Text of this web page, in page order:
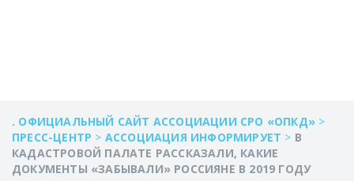
. ОФИЦИАЛЬНЫЙ САЙТ АССОЦИАЦИИ СРО «ОПКД» >
ПРЕСС-ЦЕНТР > АССОЦИАЦИЯ ИНФОРМИРУЕТ > В
КАДАСТРОВОЙ ПАЛАТЕ РАССКАЗАЛИ, КАКИЕ
ДОКУМЕНТЫ «ЗАБЫВАЛИ» РОССИЯНЕ В 2019 ГОДУ